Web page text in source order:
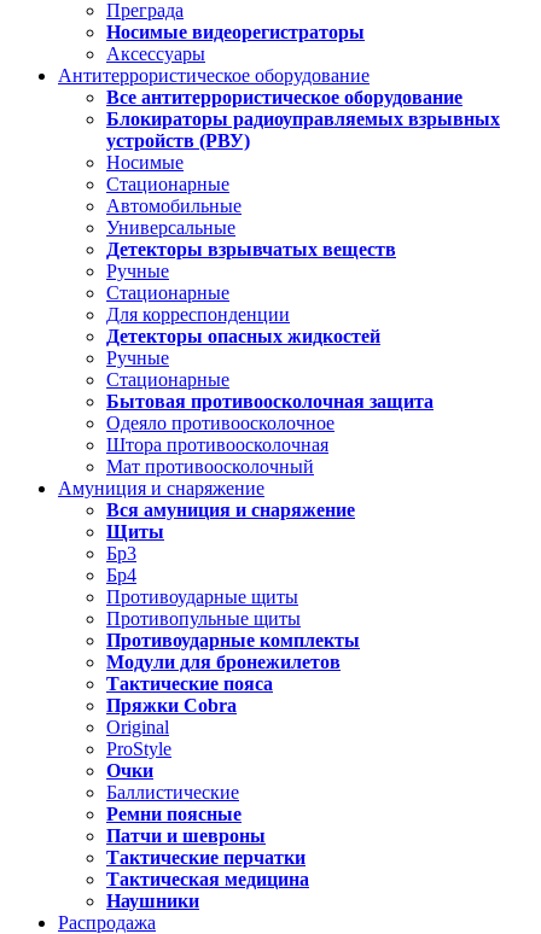
Преграда
Носимые видеорегистраторы
Аксессуары
Антитеррористическое оборудование
Все антитеррористическое оборудование
Блокираторы радиоуправляемых взрывных
устройств (РВУ)
Носимые
Стационарные
Автомобильные
Универсальные
Детекторы взрывчатых веществ
Ручные
Стационарные
Для корреспонденции
Детекторы опасных жидкостей
Ручные
Стационарные
Бытовая противоосколочная защита
Одеяло противоосколочное
Штора противоосколочная
Мат противоосколочный
Амуниция и снаряжение
Вся амуниция и снаряжение
Щиты
Бр3
Бр4
Противоударные щиты
Противопульные щиты
Противоударные комплекты
Модули для бронежилетов
Тактические пояса
Пряжки Cobra
Original
ProStyle
Очки
Баллистические
Ремни поясные
Патчи и шевроны
Тактические перчатки
Тактическая медицина
Наушники
Распродажа